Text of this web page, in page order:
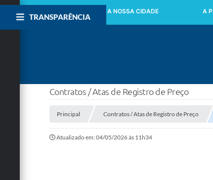
INICIO A NOSSA CIDADE A
TRANSPARÊNCIA
Contratos / Atas de Registro de Preço
Principal Contratos / Atas de Registro de Preço
Atualizado em: 04/05/2026 às 11h34